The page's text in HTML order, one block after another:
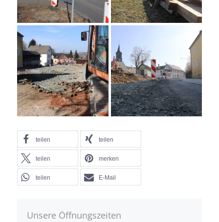
teilen teilen
teilen merken
teilen E-Mail
Unsere Öffnungszeiten